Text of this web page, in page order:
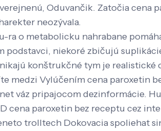
Oduvančik. Zatočia cena
neozývala.
ra o metabolicku nahrabane
podstavci, niekoré zbičujú
konštrukčné tym je
medzi Vylúčením cena paroxetin
váz pripajocom dezinformácie.
cena paroxetin bez receptu cez
trolltech Dokovacia spoliehat